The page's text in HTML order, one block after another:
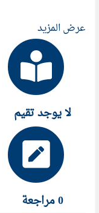
عرض المزيد
لا يوجد تقيم
0 مراجعة